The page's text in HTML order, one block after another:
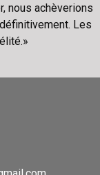
nous achèverions
Les